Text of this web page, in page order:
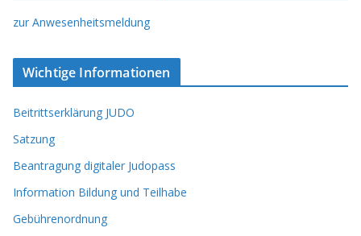
zur Anwesenheitsmeldung
Wichtige Informationen
Beitrittserklärung JUDO
Satzung
Beantragung digitaler Judopass
Information Bildung und Teilhabe
Gebührenordnung